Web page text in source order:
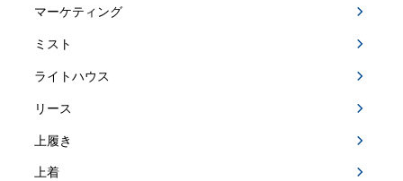
マーケティング
ミスト
ライトハウス
リース
上履き
上着